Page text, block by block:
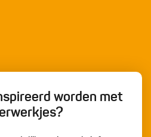
worden met